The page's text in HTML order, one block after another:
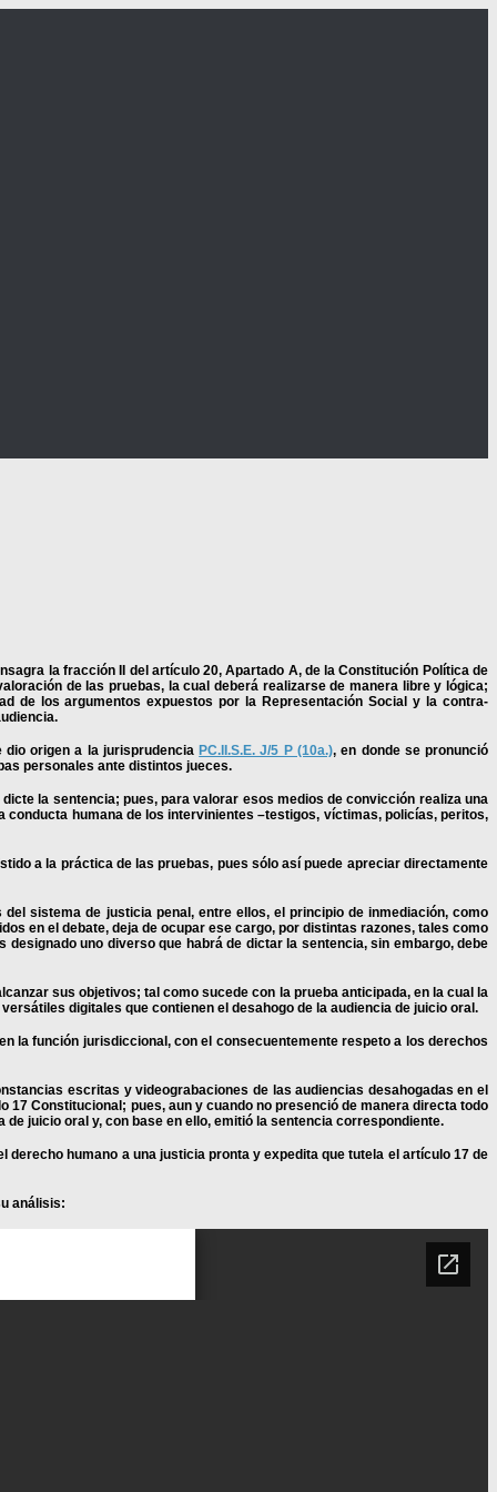
la fracción II del artículo 20, Apartado A, de la Constitución Política de
de las pruebas, la cual deberá realizarse de manera libre y lógica;
de los argumentos expuestos por la Representación Social y la contra-
dio origen a la jurisprudencia PC.II.S.E. J/5 P (10a.), en donde se pronunció
personales ante distintos jueces.
la sentencia; pues, para valorar esos medios de convicción realiza una
humana de los intervinientes –testigos, víctimas, policías, peritos,
a la práctica de las pruebas, pues sólo así puede apreciar directamente
sistema de justicia penal, entre ellos, el principio de inmediación, como
en el debate, deja de ocupar ese cargo, por distintas razones, tales como
uno diverso que habrá de dictar la sentencia, sin embargo, debe
sus objetivos; tal como sucede con la prueba anticipada, en la cual la
digitales que contienen el desahogo de la audiencia de juicio oral.
la función jurisdiccional, con el consecuentemente respeto a los derechos
escritas y videograbaciones de las audiencias desahogadas en el
Constitucional; pues, aun y cuando no presenció de manera directa todo
juicio oral y, con base en ello, emitió la sentencia correspondiente.
humano a una justicia pronta y expedita que tutela el artículo 17 de
análisis: